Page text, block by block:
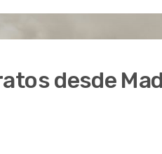
desde